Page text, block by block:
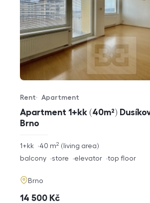
Apartment 1+kk (40m²)
Brno
Offer type
Rent
Property type
Apartment
rozměry
1+kk living area
40 m2
funkce
balcony store elevator top floor
adresa
Brno
cena
14 500 Kč